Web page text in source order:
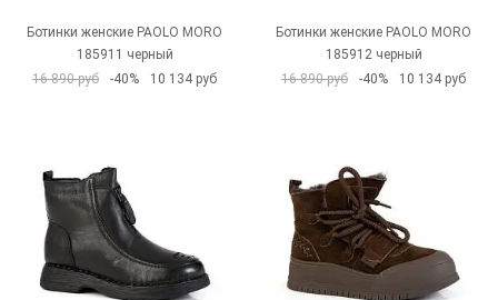
Ботинки женские PAOLO MORO
185911 черный
16 890 руб
-40% 10 134 руб
Ботинки женские PAOLO MORO
185912 черный
16 890 руб
-40% 10 134 руб